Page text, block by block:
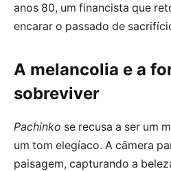
anos 80, um financista que
encarar o passado de
A melancolia e a
sobreviver
Pachinko se recusa a ser um
um tom elegíaco. A câmera
paisagem, capturando a